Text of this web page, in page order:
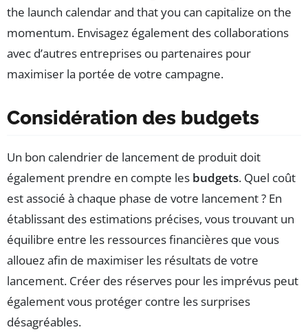
the launch calendar and that you can capitalize on the
momentum. Envisagez également des collaborations
avec d’autres entreprises ou partenaires pour
maximiser la portée de votre campagne.
Considération des budgets
Un bon calendrier de lancement de produit doit
également prendre en compte les budgets. Quel coût
est associé à chaque phase de votre lancement ? En
établissant des estimations précises, vous trouvant un
équilibre entre les ressources financières que vous
allouez afin de maximiser les résultats de votre
lancement. Créer des réserves pour les imprévus peut
également vous protéger contre les surprises
désagréables.